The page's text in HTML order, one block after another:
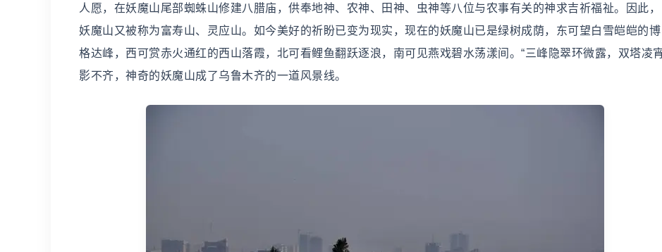
人愿，在妖魔山尾部蜘蛛山修建八腊庙，供奉地神、农神、田神、虫神等八位与农事有关的神求吉祈福祉。因此，
妖魔山又被称为富寿山、灵应山。如今美好的祈盼已变为现实，现在的妖魔山已是绿树成荫，东可望白雪皑皑的博
格达峰，西可赏赤火通红的西山落霞，北可看鲤鱼翻跃逐浪，南可见燕戏碧水荡漾间。“三峰隐翠环微露，双塔凌
影不齐，神奇的妖魔山成了乌鲁木齐的一道风景线。